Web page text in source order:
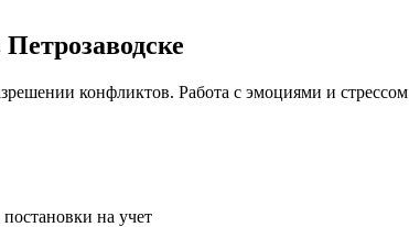
конфликтов. Работа с эмоциями и стрессом
на учет